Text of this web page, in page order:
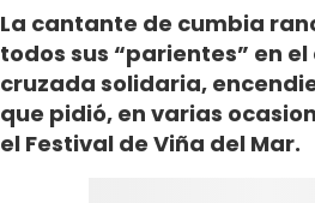
La cantante de cumbia
todos sus “parientes” en
cruzada solidaria,
que pidió, en varias
el Festival de Viña del Mar.